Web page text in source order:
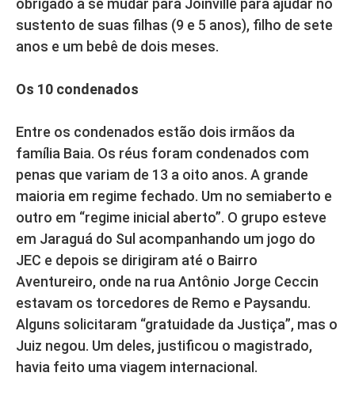
obrigado a se mudar para Joinville para ajudar no
sustento de suas filhas (9 e 5 anos), filho de sete
anos e um bebê de dois meses.
Os 10 condenados
Entre os condenados estão dois irmãos da
família Baia. Os réus foram condenados com
penas que variam de 13 a oito anos. A grande
maioria em regime fechado. Um no semiaberto e
outro em “regime inicial aberto”. O grupo esteve
em Jaraguá do Sul acompanhando um jogo do
JEC e depois se dirigiram até o Bairro
Aventureiro, onde na rua Antônio Jorge Ceccin
estavam os torcedores de Remo e Paysandu.
Alguns solicitaram “gratuidade da Justiça”, mas o
Juiz negou. Um deles, justificou o magistrado,
havia feito uma viagem internacional.